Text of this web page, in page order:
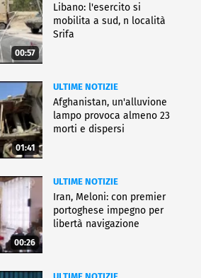
00:57
Libano: l'esercito si
mobilita a sud, n località
Srifa
01:41
ULTIME NOTIZIE
Afghanistan, un'alluvione
lampo provoca almeno 23
morti e dispersi
00:26
ULTIME NOTIZIE
Iran, Meloni: con premier
portoghese impegno per
libertà navigazione